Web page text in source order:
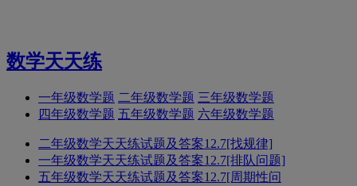
数学天天练
一年级数学题 二年级数学题 三年级数学题
四年级数学题 五年级数学题 六年级数学题
二年级数学天天练试题及答案12.7[找规律]
一年级数学天天练试题及答案12.7[排队问题]
五年级数学天天练试题及答案12.7[周期性问